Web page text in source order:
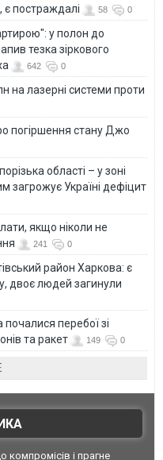
є постраждалі
58 0
у полон до
тезка зіркового
642 0
на лазерні системи проти
погіршення стану Джо
області – у зоні
загрожує Україні дефіцит
якщо ніколи не
241 0
район Харкова: є
двоє людей загинули
перебої зі
та ракет
149 0
компромісів і прагне